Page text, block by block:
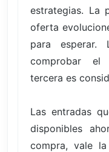
estrategias. La
oferta
para esperar.
comprobar el
tercera es
Las entradas
disponibles
compra, vale